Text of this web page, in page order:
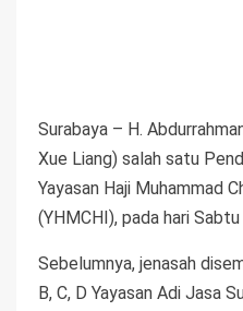
Surabaya – H.
Xue Liang) salah satu
Yayasan Haji Muhammad
(YHMCHI), pada hari
Sebelumnya, jenasah
B, C, D Yayasan Adi Jasa